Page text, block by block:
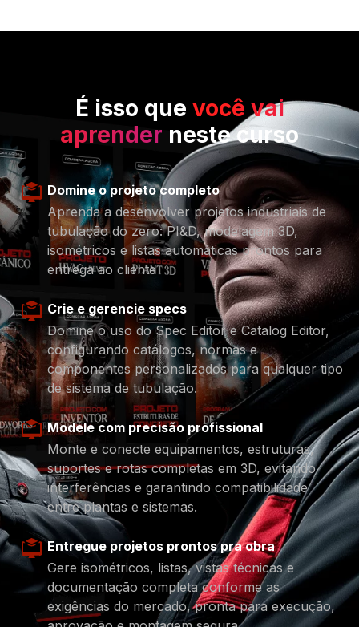
É isso que você vai
aprender neste curso
Domine o projeto completo
Aprenda a desenvolver projetos industriais de
tubulação do zero: PI&D, modelagem 3D,
isométricos e listas automáticas prontos para
entrega ao cliente
Crie e gerencie specs
Domine o uso do Spec Editor e Catalog Editor,
configurando catálogos, normas e
componentes personalizados para qualquer tipo
de sistema de tubulação.
Modele com precisão profissional
Monte e conecte equipamentos, estruturas,
suportes e rotas completas em 3D, evitando
interferências e garantindo compatibilidade
entre plantas e sistemas.
Entregue projetos prontos pra obra
Gere isométricos, listas, vistas técnicas e
documentação completa conforme as
exigências do mercado, pronta para execução,